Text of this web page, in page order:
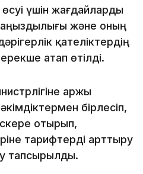
өсуі үшін жағдайларды
және оның
қателіктердің
атап өтілді.
Қаржы
бірлесіп,
отырып,
тарифтерді арттыру
тапсырылды.